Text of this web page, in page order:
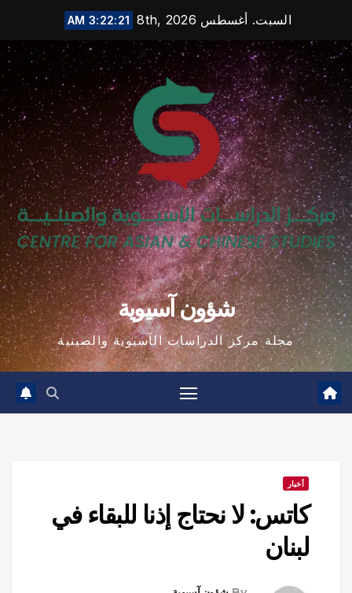
content
السبت. أغسطس 8th, 2026 3:22:22 AM
شؤون آسيوية
مجلة مركز الدراسات الآسيوية والصينية
أخبار
كاتس: لا نحتاج إذنا للبقاء في
لبنان